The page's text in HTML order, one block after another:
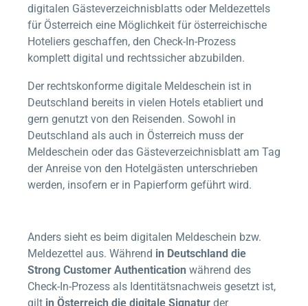
digitalen Gästeverzeichnisblatts oder Meldezettels
für Österreich eine Möglichkeit für österreichische
Hoteliers geschaffen, den Check-In-Prozess
komplett digital und rechtssicher abzubilden.
Der rechtskonforme digitale Meldeschein ist in
Deutschland bereits in vielen Hotels etabliert und
gern genutzt von den Reisenden. Sowohl in
Deutschland als auch in Österreich muss der
Meldeschein oder das Gästeverzeichnisblatt am Tag
der Anreise von den Hotelgästen unterschrieben
werden, insofern er in Papierform geführt wird.
Anders sieht es beim digitalen Meldeschein bzw.
Meldezettel aus. Während in Deutschland die
Strong Customer Authentication während des
Check-In-Prozess als Identitätsnachweis gesetzt ist,
gilt in Österreich die digitale Signatur der